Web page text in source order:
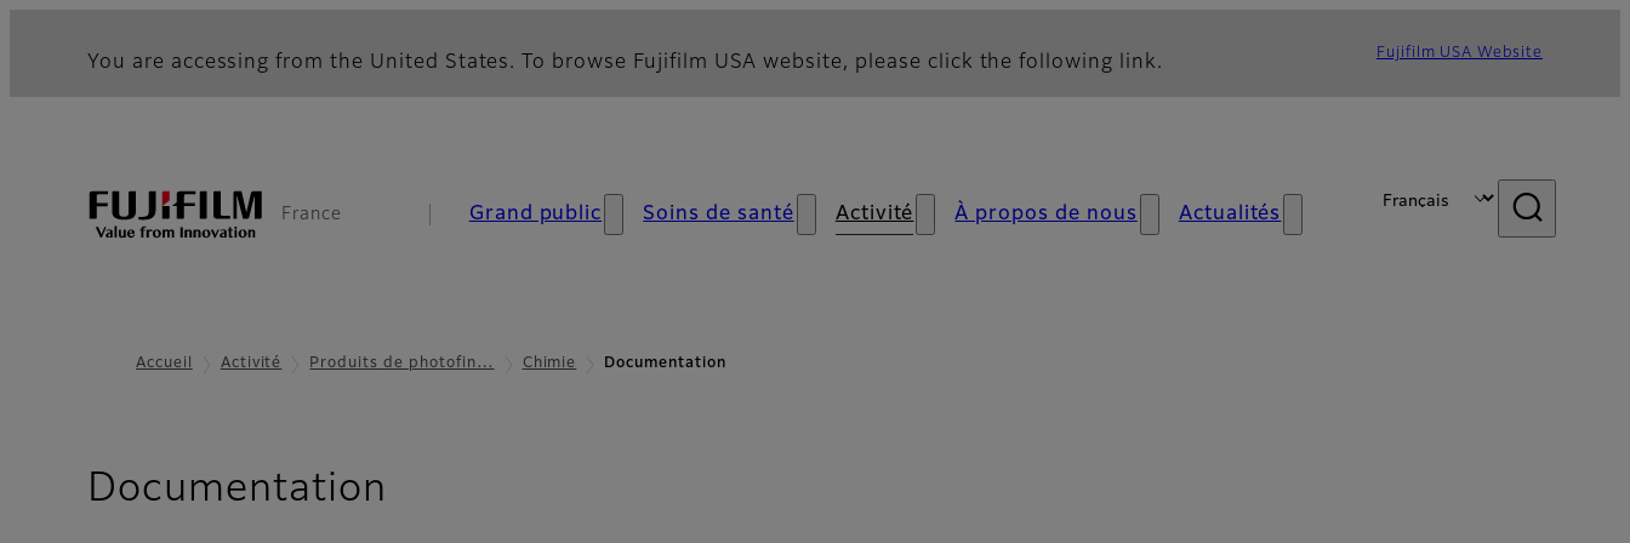
You are accessing from the United States. To browse Fujifilm USA website, please click the following link. Fujifilm USA Website
France Grand public Soins de santé Activité À propos de nous Actualités
Accueil Activité Produits de photofin… Chimie Documentation
Documentation